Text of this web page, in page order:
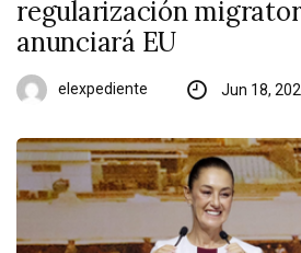
regularización
anunciará EU
elexpediente Jun 18,